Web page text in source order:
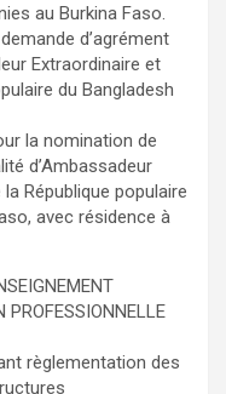
au Burkina Faso.
d’agrément
Extraordinaire et
du Bangladesh
la nomination de
d’Ambassadeur
République populaire
avec résidence à
PROFESSIONNELLE
règlementation des